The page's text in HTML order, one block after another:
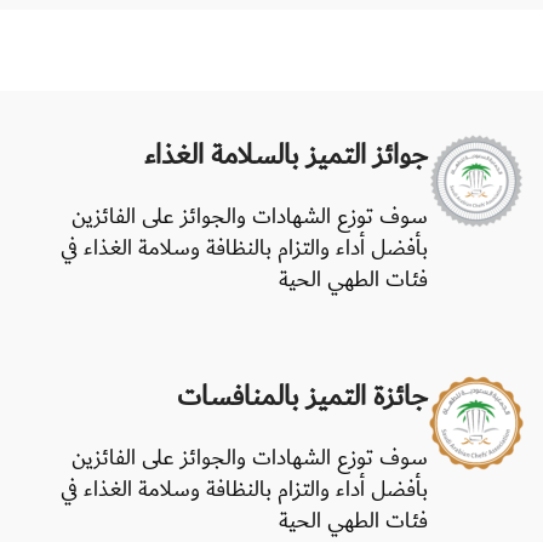
جوائز التميز بالسلامة الغذاء
سوف توزع الشهادات والجوائز على الفائزين
بأفضل أداء والتزام بالنظافة وسلامة الغذاء في
فئات الطهي الحية
جائزة التميز بالمنافسات
سوف توزع الشهادات والجوائز على الفائزين
بأفضل أداء والتزام بالنظافة وسلامة الغذاء في
فئات الطهي الحية